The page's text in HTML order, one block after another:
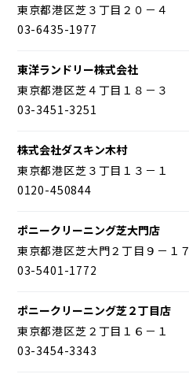
東京都港区芝３丁目２０－４
03-6435-1977
東洋ランドリー株式会社
東京都港区芝４丁目１８－３
03-3451-3251
株式会社ダスキン木村
東京都港区芝３丁目１３－１
0120-450844
ポニークリーニング芝大門店
東京都港区芝大門２丁目９－１７
03-5401-1772
ポニークリーニング芝２丁目店
東京都港区芝２丁目１６－１
03-3454-3343